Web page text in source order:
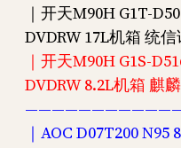
｜开天M90H G1T-
DVDRW 17L机箱 统
｜开天M90H G1S-
DVDRW 8.2L机箱 麒
｜AOC D07T200